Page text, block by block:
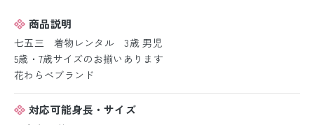
商品説明
七五三 着物レンタル 3歳 男児
5歳・7歳サイズのお揃いあります
花わらべブランド
対応可能身長・サイズ